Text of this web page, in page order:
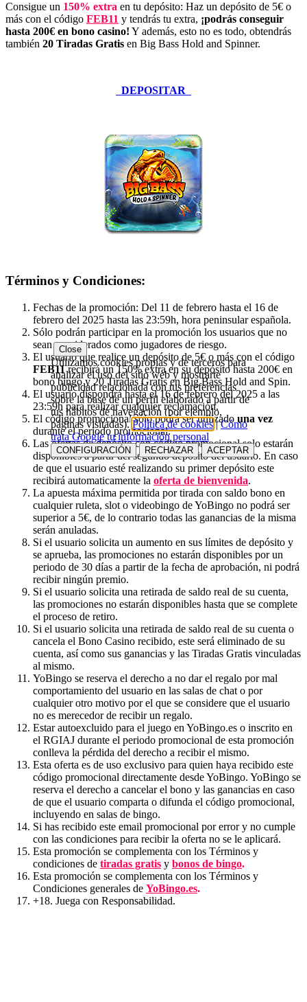
Consigue un 150% extra en tu depósito: Haz un depósito de 5€ o
más con el código FEB11 y tendrás tu extra, ¡podrás conseguir
hasta 200€ en bono casino! Y además, esto no es todo, obtendrás
también 20 Tiradas Gratis en Big Bass Hold and Spinner.
DEPOSITAR
Términos y Condiciones:
Fechas de la promoción: Del 11 de febrero hasta el 16 de
febrero del 2025 hasta las 23:59h, hora peninsular española.
Sólo podrán participar en la promoción los usuarios que no
sean considerados como jugadores de riesgo.
El usuario que realice un depósito de 5€ o más con el código
FEB11recibirá un 150% extra en su depósito hasta 200€ en
bono bingo y 20 Tiradas Gratis en Big Bass Hold and Spin.
El usuario dispondrá hasta el 16 de febrero del 2025 a las
23:59h para realizar cualquier reclamación.
El código promocional sólo podrá ser utilizado una vez
durante el periodo promocional.
Las ofertas de depósito con código promocional solo estarán
disponibles a partir del segundo depósito del usuario. En caso
de que el usuario esté realizando su primer depósito este
recibirá automaticamente la oferta de bienvenida.
La apuesta máxima permitida por tirada con saldo bono en
cualquier ruleta, slot o videobingo de YoBingo no podrá ser
superior a 5€, de lo contrario todas las ganancias de la misma
serán anuladas.
Si el usuario solicita un aumento en sus límites de depósito y
se aprueba, las promociones no estarán disponibles por un
periodo de 30 días a partir de la fecha de aprobación, ni podrá
recibir ningún premio.
Si el usuario solicita una retirada de saldo real de su cuenta,
las promociones no estarán disponibles hasta que se complete
el proceso de retiro.
Si el usuario solicita una retirada de saldo real de su cuenta o
cancela el Bono Casino recibido, este será eliminado de su
cuenta, así como sus ganancias y las Tiradas Gratis vinculadas
al mismo.
YoBingo se reserva el derecho a no dar el regalo por mal
comportamiento del usuario en las salas de chat o por
cualquier otro motivo por el que se considere que el usuario
no es merecedor de recibir un regalo.
Estar autoexcluido para el juego en YoBingo.es o inscrito en
el RGIAJ durante el periodo promocional de esta promoción
conlleva la pérdida del derecho a recibir el mismo.
Esta oferta es de uso exclusivo para quien haya recibido este
código promocional directamente desde YoBingo. YoBingo se
reserva el derecho a cancelar el bono y las ganancias en caso
de que el usuario comparta o difunda el código promocional,
incluyendo en salas de bingo.
Si has recibido este email promocional por error y no cumple
con las condiciones para recibir la oferta no se le aplicará.
Esta promoción se complementa con los Términos y
condiciones de tiradas gratis y bonos de bingo.
Esta promoción se complementa con los Términos y
Condiciones generales de YoBingo.es.
+18. Juega con Responsabilidad.
Close
Utilizamos cookies propias y de terceros para
analizar el uso del sitio web y mostrarte
publicidad relacionada con tus preferencias
sobre la base de un perfil elaborado a partir de
tus hábitos de navegación (por ejemplo,
páginas visitadas).Política de cookies|Cómo
trata Google tu información personal
CONFIGURACIÓN RECHAZAR ACEPTAR